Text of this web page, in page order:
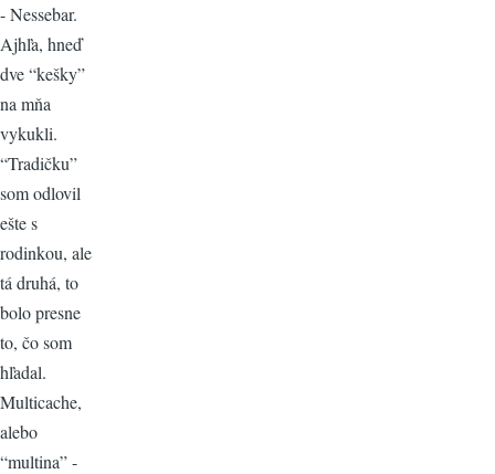
- Nessebar.
Ajhľa, hneď
dve “kešky”
na mňa
vykukli.
“Tradičku”
som odlovil
ešte s
rodinkou, ale
tá druhá, to
bolo presne
to, čo som
hľadal.
Multicache,
alebo
“multina” -